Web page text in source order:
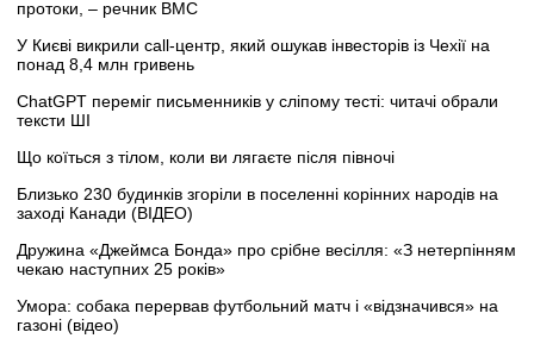
протоки, – речник ВМС
У Києві викрили call-центр, який ошукав інвесторів із Чехії на
понад 8,4 млн гривень
ChatGPT переміг письменників у сліпому тесті: читачі обрали
тексти ШІ
Що коїться з тілом, коли ви лягаєте після півночі
Близько 230 будинків згоріли в поселенні корінних народів на
заході Канади (ВІДЕО)
Дружина «Джеймса Бонда» про срібне весілля: «З нетерпінням
чекаю наступних 25 років»
Умора: собака перервав футбольний матч і «відзначився» на
газоні (відео)